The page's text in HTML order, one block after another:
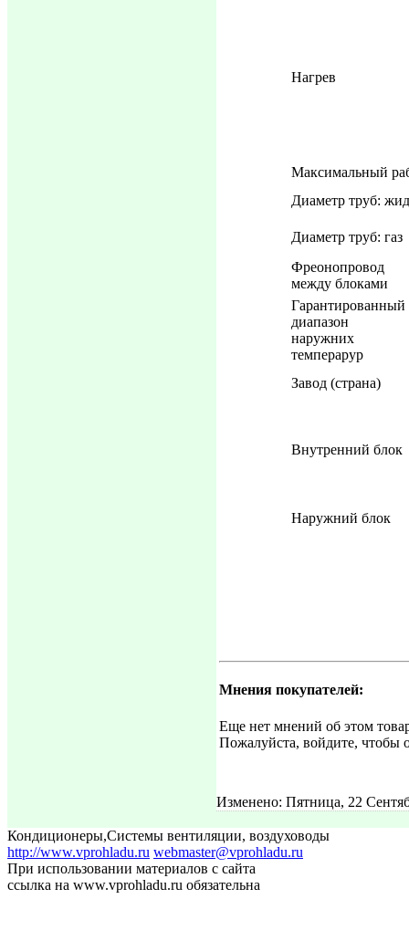
Нагрев
Максимальный
Диаметр труб:
Диаметр труб: газ
Фреонопровод
между блоками
Гарантированный
диапазон
наружних
темперарур
Завод (страна)
Внутренний блок
Наружний блок
Мнения покупателей:
Еще нет мнений об этом
Пожалуйста, войдите, чтобы
Изменено: Пятница, 22
Кондиционеры,Системы вентиляции, воздуховоды
http://www.vprohladu.ru webmaster@vprohladu.ru
При использовании материалов с сайта
ссылка на www.vprohladu.ru обязательна